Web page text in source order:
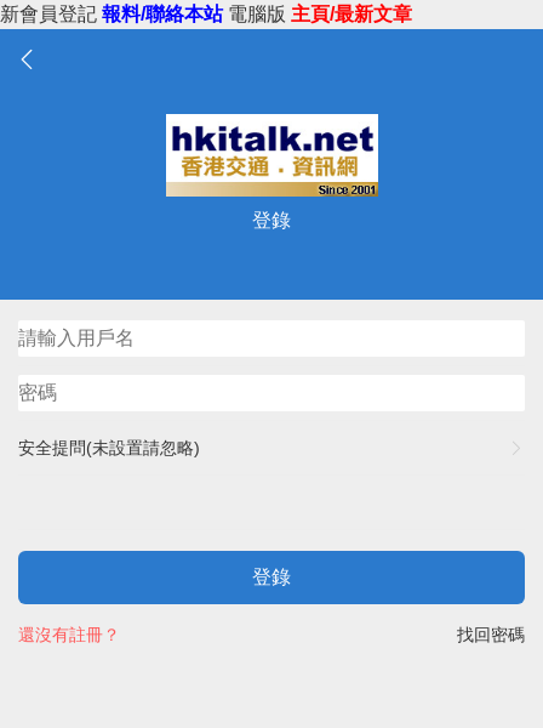
新會員登記 報料/聯絡本站 電腦版 主頁/最新文章
登錄
安全提問(未設置請忽略)
登錄
找回密碼
還沒有註冊？